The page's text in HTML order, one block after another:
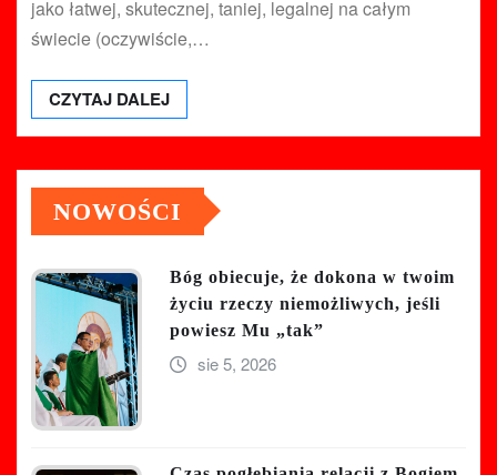
jako łatwej, skutecznej, taniej, legalnej na całym
świecie (oczywiście,…
CZYTAJ DALEJ
NOWOŚCI
Bóg obiecuje, że dokona w twoim
życiu rzeczy niemożliwych, jeśli
powiesz Mu „tak”
sie 5, 2026